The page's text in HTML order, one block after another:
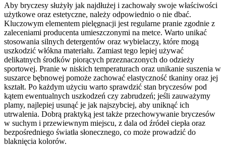
Aby bryczesy służyły jak najdłużej i zachowały swoje właściwości
użytkowe oraz estetyczne, należy odpowiednio o nie dbać.
Kluczowym elementem pielęgnacji jest regularne pranie zgodnie z
zaleceniami producenta umieszczonymi na metce. Warto unikać
stosowania silnych detergentów oraz wybielaczy, które mogą
uszkodzić włókna materiału. Zamiast tego lepiej używać
delikatnych środków piorących przeznaczonych do odzieży
sportowej. Pranie w niskich temperaturach oraz unikanie suszenia w
suszarce bębnowej pomoże zachować elastyczność tkaniny oraz jej
kształt. Po każdym użyciu warto sprawdzić stan bryczesów pod
kątem ewentualnych uszkodzeń czy zabrudzeń; jeśli zauważymy
plamy, najlepiej usunąć je jak najszybciej, aby uniknąć ich
utrwalenia. Dobrą praktyką jest także przechowywanie bryczesów
w suchym i przewiewnym miejscu, z dala od źródeł ciepła oraz
bezpośredniego światła słonecznego, co może prowadzić do
blaknięcia kolorów.